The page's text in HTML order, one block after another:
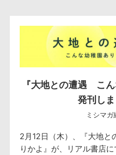
『大地との遭遇 こん
発刊しま
ミシマガ
2月12日（木）、『大地
りかよ』が、リアル書店